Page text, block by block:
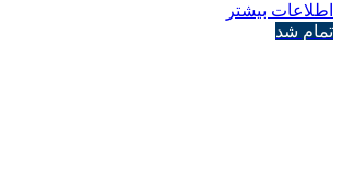
اطلاعات بیشتر
تمام شد